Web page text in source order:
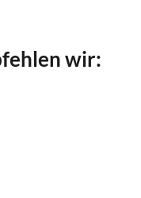
wir: